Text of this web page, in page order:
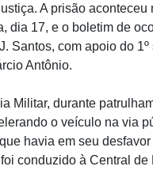
A prisão
dia 17, e o boletim de
Santos, com apoio do
Antônio.
Militar, durante
o veículo na via
havia em seu
conduzido à Central